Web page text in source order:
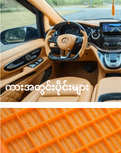
အဖြစ် အမျိုးအစားခွဲထားပါတယ်။
ကားအတွင်းပိုင်းများ
ကျွန်ုပ်တို့၏ ကုမ္ပဏီမှ ထုတ်လုပ်သော
ကား၏ အတွင်းပိုင်းထုတ်ကုန်များ
ဥပမာ - ကား အခြေခံကုံး၊ ဟယ်ဒ်ရက်မ
ရက်များ၊ ထိုးချထားမှုများ၊ ကာ펫